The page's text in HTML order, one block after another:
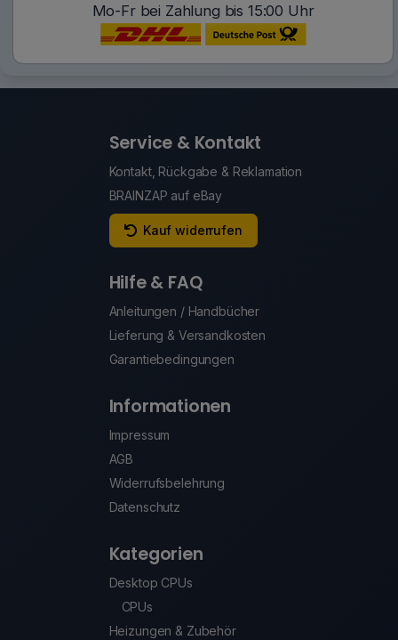
Mo-Fr bei Zahlung bis 15:00 Uhr
Service & Kontakt
Kontakt, Rückgabe & Reklamation
BRAINZAP auf eBay
Kauf widerrufen
Hilfe & FAQ
Anleitungen / Handbücher
Lieferung & Versandkosten
Garantiebedingungen
Informationen
Impressum
AGB
Widerrufsbelehrung
Datenschutz
Kategorien
Desktop CPUs
CPUs
Heizungen & Zubehör